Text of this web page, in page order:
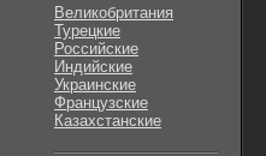
Великобритания
Турецкие
Российские
Индийские
Украинские
Французские
Казахстанские